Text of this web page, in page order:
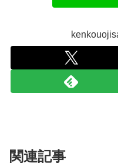
関連記事